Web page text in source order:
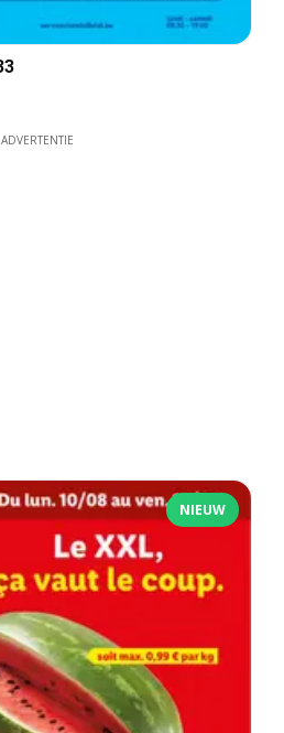
ADVERTENTIE
NIEUW